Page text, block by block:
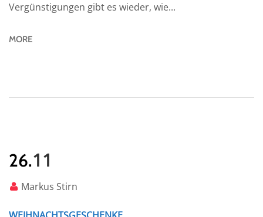
Vergünstigungen gibt es wieder, wie...
MORE
26.11
Markus Stirn